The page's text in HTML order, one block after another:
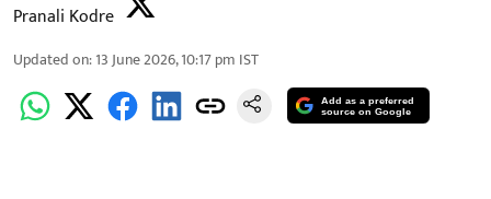
Pranali Kodre
Updated on:13 June 2026, 10:17 pm IST
Add as a preferred
source on Google